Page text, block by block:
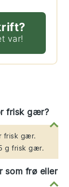
var!
frisk gær?
frisk gær.
g frisk gær.
som frø eller